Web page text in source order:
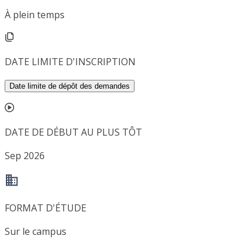
À plein temps
DATE LIMITE D'INSCRIPTION
Date limite de dépôt des demandes
DATE DE DÉBUT AU PLUS TÔT
Sep 2026
FORMAT D'ÉTUDE
Sur le campus